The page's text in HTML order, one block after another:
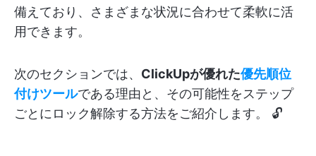
備えており、さまざまな状況に合わせて柔軟に活
用できます。
次のセクションでは、 ClickUpが優れた優先順位
付けツールである理由と、その可能性をステップ
ごとにロック解除する方法をご紹介します。 🔓